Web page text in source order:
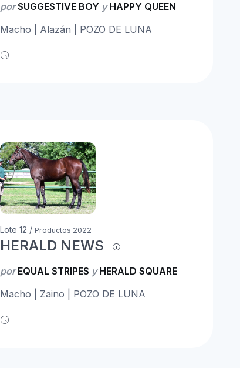
porSUGGESTIVE BOY yHAPPY QUEEN
Macho | Alazán | POZO DE LUNA
Lote 12 / Productos 2022
HERALD NEWS
porEQUAL STRIPES yHERALD SQUARE
Macho | Zaino | POZO DE LUNA